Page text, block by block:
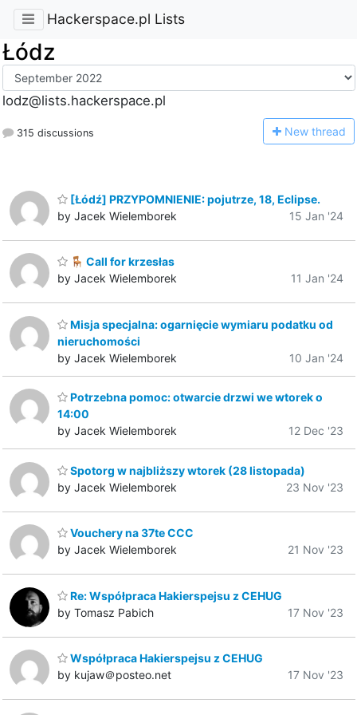
Hackerspace.pl Lists
Łódz
lodz@lists.hackerspace.pl
315 discussions New thread
[Łódź] PRZYPOMNIENIE: pojutrze, 18, Eclipse.
by Jacek Wielemborek
15 Jan '24
🪑 Call for krzesłas
by Jacek Wielemborek
11 Jan '24
Misja specjalna: ogarnięcie wymiaru podatku od
nieruchomości
by Jacek Wielemborek
10 Jan '24
Potrzebna pomoc: otwarcie drzwi we wtorek o
14:00
by Jacek Wielemborek
12 Dec '23
Spotorg w najbliższy wtorek (28 listopada)
by Jacek Wielemborek
23 Nov '23
Vouchery na 37te CCC
by Jacek Wielemborek
21 Nov '23
Re: Współpraca Hakierspejsu z CEHUG
by Tomasz Pabich
17 Nov '23
Współpraca Hakierspejsu z CEHUG
by kujaw＠posteo.net
17 Nov '23